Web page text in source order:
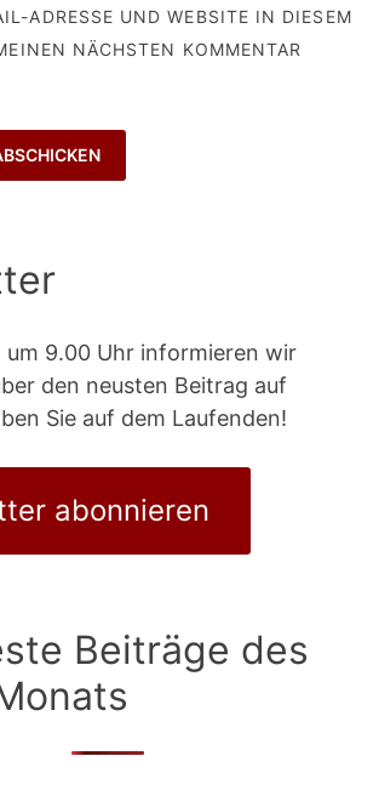
ADRESSE UND WEBSITE IN DIESEM
NÄCHSTEN KOMMENTAR
um 9.00 Uhr informieren wir
den neusten Beitrag auf
Sie auf dem Laufenden!
abonnieren
Beiträge des